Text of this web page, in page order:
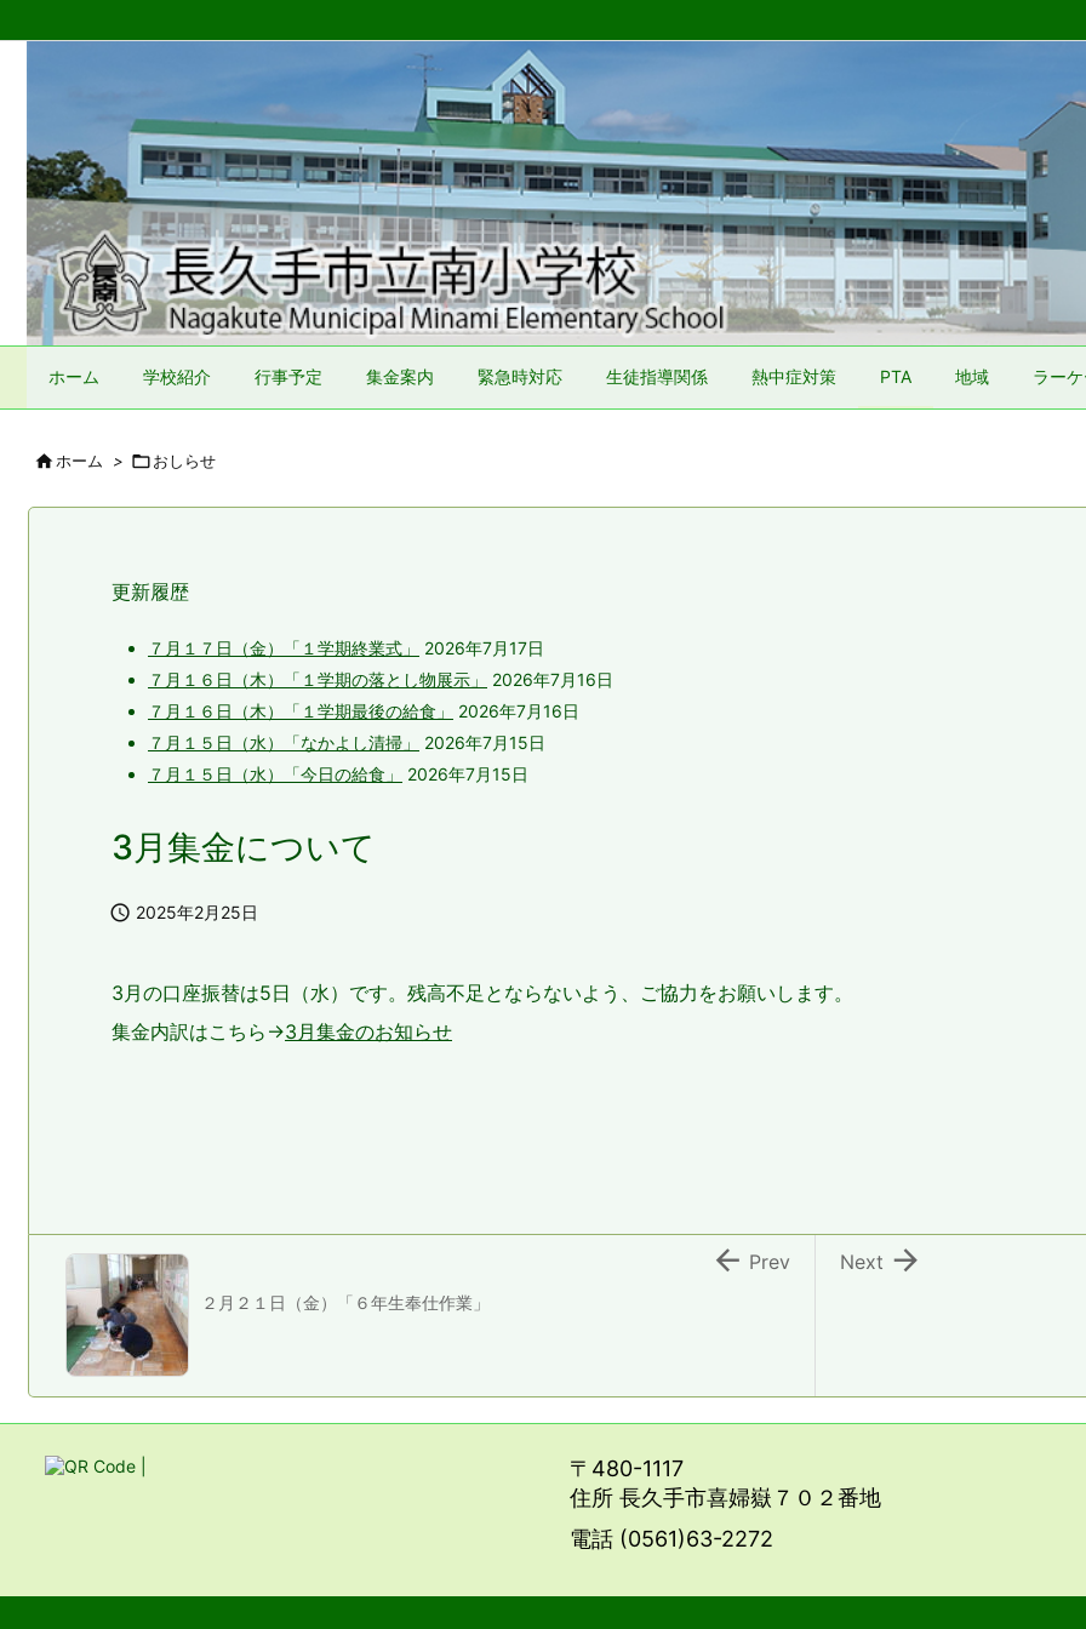
ホーム 学校紹介 行事予定 集金案内 緊急時対応 生徒指導関係 熱中症対策 PTA 地域 ラー
ホーム > おしらせ
更新履歴
７月１７日（金）「１学期終業式」
2026年7月17日
７月１６日（木）「１学期の落とし物展示」
2026年7月16日
７月１６日（木）「１学期最後の給食」
2026年7月16日
７月１５日（水）「なかよし清掃」
2026年7月15日
７月１５日（水）「今日の給食」
2026年7月15日
3月集金について
 2025年2月25日
3月の口座振替は5日（水）です。残高不足とならないよう、ご協力をお願いします。
集金内訳はこちら→3月集金のお知らせ

Next
２月２１日（金）「６年生奉仕作業」
 Prev
〒480-1117
住所 長久手市喜婦嶽７０２番地
電話 (0561)63-2272